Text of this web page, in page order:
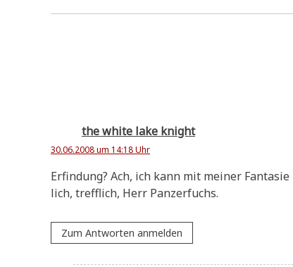
the white lake knight
30.06.2008 um 14:18 Uhr
Erfin­dung? Ach, ich kann mit mei­ner
lich, treff­lich, Herr Panzerfuchs.
Zum Antworten anmelden